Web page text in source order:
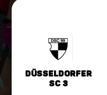
Düsseldorfer
SC 3